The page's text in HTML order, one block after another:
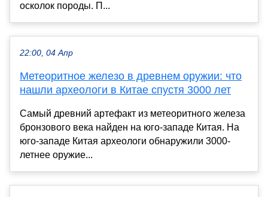
осколок породы. П...
22:00, 04 Апр
Метеоритное железо в древнем оружии: что
нашли археологи в Китае спустя 3000 лет
Самый древний артефакт из метеоритного железа
бронзового века найден на юго-западе Китая. На
юго-западе Китая археологи обнаружили 3000-
летнее оружие...